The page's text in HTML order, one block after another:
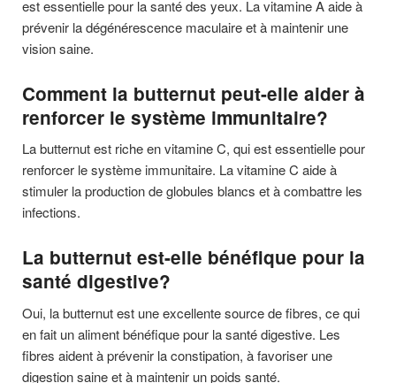
est essentielle pour la santé des yeux. La vitamine A aide à
prévenir la dégénérescence maculaire et à maintenir une
vision saine.
Comment la butternut peut-elle aider à
renforcer le système immunitaire?
La butternut est riche en vitamine C, qui est essentielle pour
renforcer le système immunitaire. La vitamine C aide à
stimuler la production de globules blancs et à combattre les
infections.
La butternut est-elle bénéfique pour la
santé digestive?
Oui, la butternut est une excellente source de fibres, ce qui
en fait un aliment bénéfique pour la santé digestive. Les
fibres aident à prévenir la constipation, à favoriser une
digestion saine et à maintenir un poids santé.